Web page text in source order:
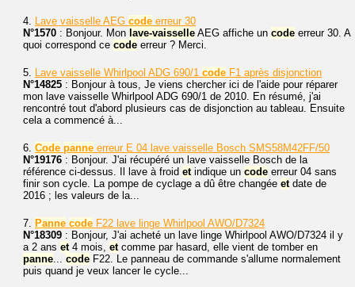
4. Lave vaisselle AEG code erreur 30
N°1570 : Bonjour. Mon lave-vaisselle AEG affiche un code erreur 30. A
quoi correspond ce code erreur ? Merci.
5. Lave vaisselle Whirlpool ADG 690/1 code F1 après disjonction
N°14825 : Bonjour à tous, Je viens chercher ici de l'aide pour réparer
mon lave vaisselle Whirlpool ADG 690/1 de 2010. En résumé, j'ai
rencontré tout d'abord plusieurs cas de disjonction au tableau. Ensuite
cela a commencé à...
6. Code panne erreur E 04 lave vaisselle Bosch SMS58M42FF/50
N°19176 : Bonjour. J'ai récupéré un lave vaisselle Bosch de la
référence ci-dessus. Il lave à froid etindique un code erreur 04 sans
finir son cycle. La pompe de cyclage a dû être changée etdate de
2016 ; les valeurs de la...
7. Panne code F22 lave linge Whirlpool AWO/D7324
N°18309 : Bonjour, J'ai acheté un lave linge Whirlpool AWO/D7324 il y
a 2 ans et4 mois, etcomme par hasard, elle vient de tomber en
panne... code F22. Le panneau de commande s'allume normalement
puis quand je veux lancer le cycle...